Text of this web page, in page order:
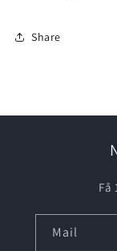
Share
Få
Mail